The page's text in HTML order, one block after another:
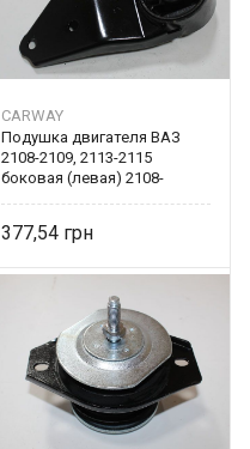
CARWAY
Подушка двигателя ВАЗ
2108-2109, 2113-2115
боковая (левая) 2108-
377,54